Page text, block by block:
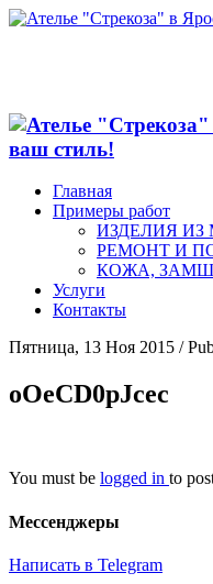
Главная
Примеры работ
ИЗДЕЛИЯ ИЗ
РЕМОНТ И
КОЖА,
Услуги
Контакты
Пятница, 13 Ноя 2015 /
oOeCD0pJcec
You must be logged in to
Мессенджеры
Написать в Telegram